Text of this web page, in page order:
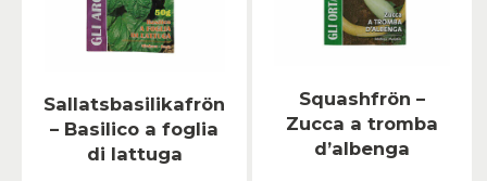
Sallatsbasilikafrön
– Basilico a foglia
di lattuga
Squashfrön –
Zucca a tromba
d’albenga